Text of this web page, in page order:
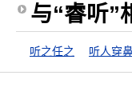
与“睿听”
听之任之 听人穿